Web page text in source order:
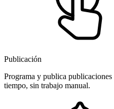
Publicación
Programa y publica
tiempo, sin trabajo manual.